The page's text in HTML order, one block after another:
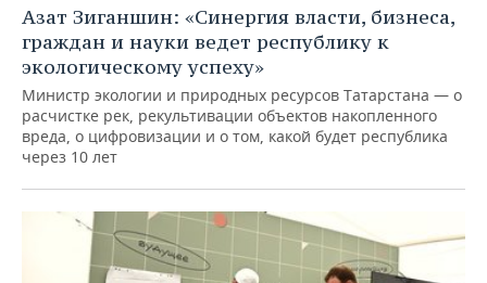
Азат Зиганшин: «Синергия власти, бизнеса,
граждан и науки ведет республику к
экологическому успеху»
Министр экологии и природных ресурсов Татарстана — о
расчистке рек, рекультивации объектов накопленного
вреда, о цифровизации и о том, какой будет республика
через 10 лет